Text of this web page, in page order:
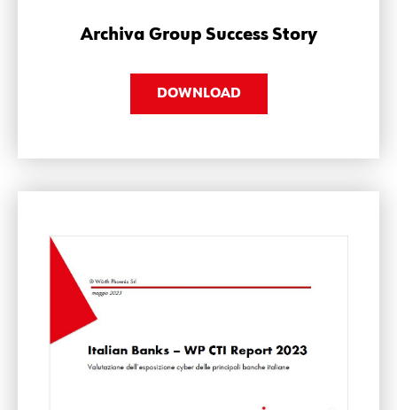
Archiva Group Success Story
DOWNLOAD